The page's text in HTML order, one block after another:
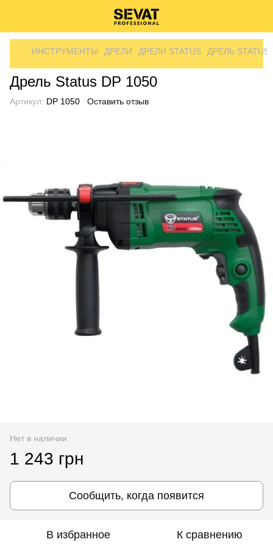
ИНСТРУМЕНТЫ ДРЕЛИ ДРЕЛИ STATUS ДРЕЛЬ STATUS
Дрель Status DP 1050
Артикул: DP 1050 Оставить отзыв
Нет в наличии
1 243 грн
Сообщить, когда появится
В избранное К сравнению